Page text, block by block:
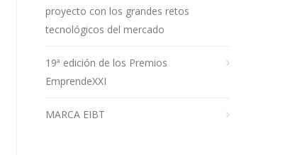
proyecto con los grandes retos
tecnológicos del mercado
19ª edición de los Premios
EmprendeXXI
MARCA EIBT